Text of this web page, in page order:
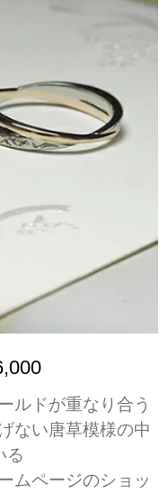
ルドが重なり合う
ない唐草模様の中
る
ムページのショッ